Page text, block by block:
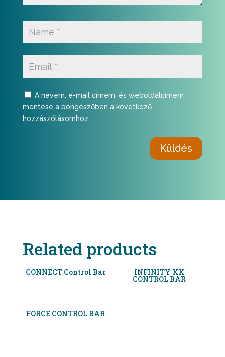
A nevem, e-mail címem, és weboldalcímem
mentése a böngészőben a következő
hozzászólásomhoz.
Küldés
Related products
CONNECT Control Bar INFINITY XX
CONTROL BAR
FORCE CONTROL BAR